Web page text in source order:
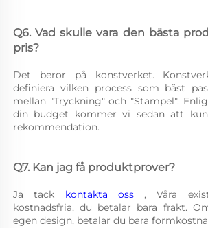
Q6. Vad skulle vara den bästa
pris?
Det beror på konstverket.
definiera vilken process som bäst
mellan "Tryckning" och "Stämpel".
din budget kommer vi sedan att
rekommendation.
Q7. Kan jag få produktprover?
Ja tack kontakta oss , Våra
kostnadsfria, du betalar bara frakt.
egen design, betalar du bara